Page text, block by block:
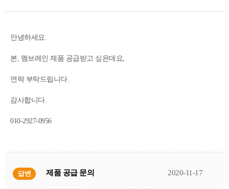
안녕하세요.
본, 멤브레인 제품 공급받고 싶은데요,
연락 부탁드립니다.
감사합니다.
010-2927-0956
답변 제품 공급 문의 2020-11-17